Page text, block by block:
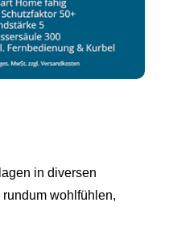
in diversen
wohlfühlen,